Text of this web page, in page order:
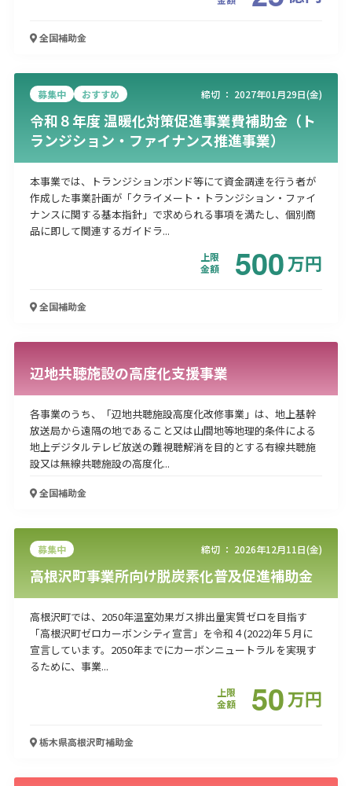
全国補助金
募集中 おすすめ 締切 ： 2027年01月29日(金)
令和８年度 温暖化対策促進事業費補助金（ト
ランジション・ファイナンス推進事業）
本事業では、トランジションボンド等にて資金調達を行う者が
作成した事業計画が「クライメート・トランジション・ファイ
ナンスに関する基本指針」で求められる事項を満たし、個別商
品に即して関連するガイドラ...
上限
金額
500万円
全国補助金
辺地共聴施設の高度化支援事業
各事業のうち、「辺地共聴施設高度化改修事業」は、地上基幹
放送局から遠隔の地であること又は山間地等地理的条件による
地上デジタルテレビ放送の難視聴解消を目的とする有線共聴施
設又は無線共聴施設の高度化...
全国補助金
募集中 締切 ： 2026年12月11日(金)
高根沢町事業所向け脱炭素化普及促進補助金
高根沢町では、2050年温室効果ガス排出量実質ゼロを目指す
「高根沢町ゼロカーボンシティ宣言」を令和４(2022)年５月に
宣言しています。2050年までにカーボンニュートラルを実現す
るために、事業...
上限
金額
50万円
栃木県高根沢町補助金